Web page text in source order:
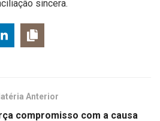
sincera.
Anterior
compromisso com a causa